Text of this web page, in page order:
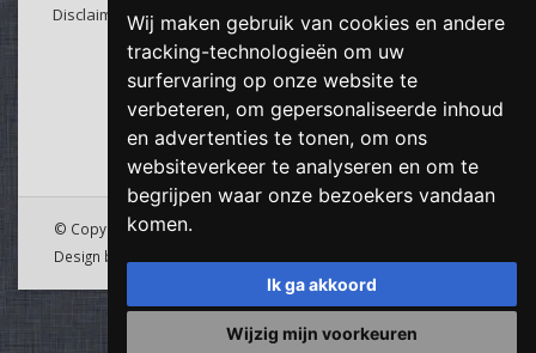
Wij maken gebruik van cookies en andere
tracking-technologieën om uw
surfervaring op onze website te
verbeteren, om gepersonaliseerde inhoud
en advertenties te tonen, om ons
websiteverkeer te analyseren en om te
begrijpen waar onze bezoekers vandaan
komen.
Ik ga akkoord
Wijzig mijn voorkeuren
Disclaimer
© Copyright 2026 Viking Cable - Powered by
Design by